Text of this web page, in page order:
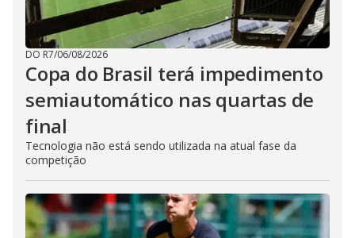
DO R7/06/08/2026
Copa do Brasil terá impedimento
semiautomático nas quartas de
final
Tecnologia não está sendo utilizada na atual fase da
competição